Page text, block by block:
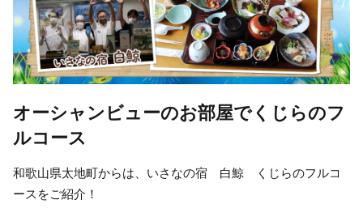
オーシャンビューのお部屋でくじらのフ
ルコース
和歌山県太地町からは、いさなの宿 白鯨 くじらのフルコ
ースをご紹介！